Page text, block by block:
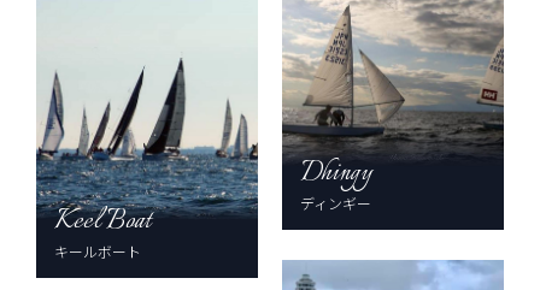
Keel Boat
キールボート
Dhingy
ディンギー